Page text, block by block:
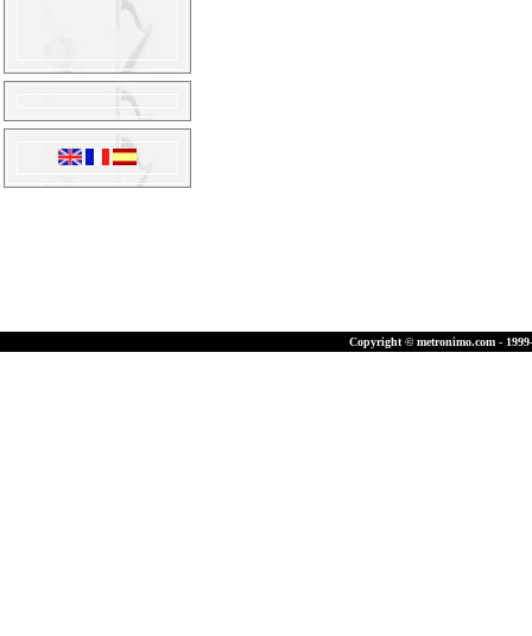
Copyright © metronimo.com -